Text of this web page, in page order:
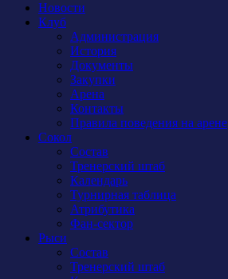
Новости
Клуб
Администрация
История
Документы
Закупки
Арена
Контакты
Правила поведения на арене
Сокол
Состав
Тренерский штаб
Календарь
Турнирная таблица
Атрибутика
Фан-сектор
Рыси
Состав
Тренерский штаб